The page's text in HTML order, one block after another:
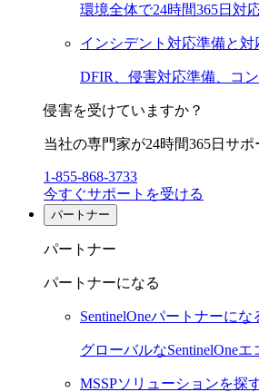
環境全体で24時間365日対
インシデント対応準備と対
DFIR、侵害対応準備、コ
侵害を受けていますか？
当社の専門家が24時間365日サポ
1-855-868-3733
今すぐサポートを受ける
パートナー
パートナー
パートナーになる
SentinelOneパートナーにな
グローバルなSentinelOne
MSSPソリューションを探